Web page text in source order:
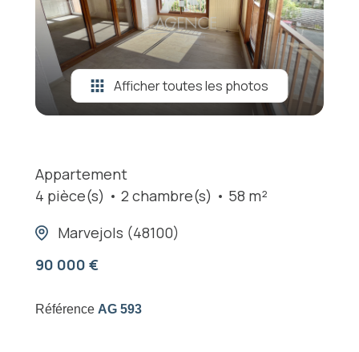
Afficher toutes les photos
Appartement
4 pièce(s)
2 chambre(s)
58 m²
Marvejols (48100)
90 000 €
Référence AG 593